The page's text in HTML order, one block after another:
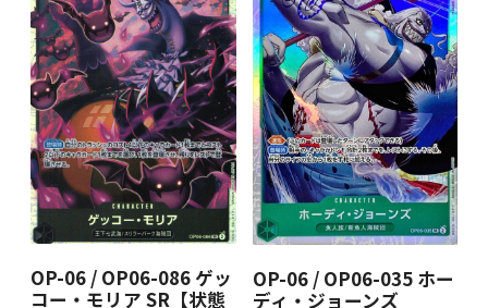
OP-06 / OP06-086 ゲッ
コー・モリア SR【状態
OP-06 / OP06-035 ホー
ディ・ジョーンズ